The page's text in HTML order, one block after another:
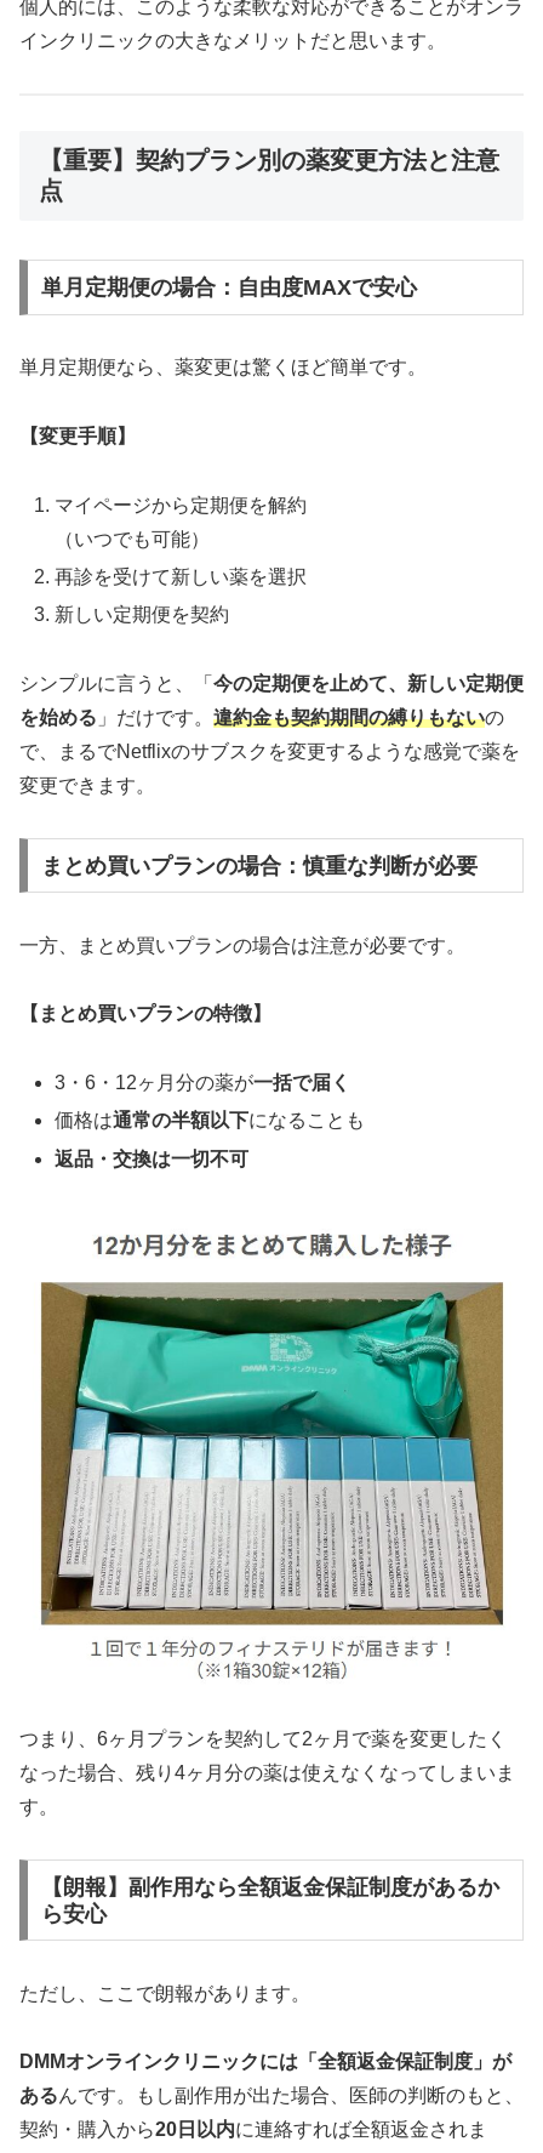
個人的には、このような柔軟な対応ができることがオンラ
インクリニックの大きなメリットだと思います。
【重要】契約プラン別の薬変更方法と注意
点
単月定期便の場合：自由度MAXで安心
単月定期便なら、薬変更は驚くほど簡単です。
【変更手順】
マイページから定期便を解約
（いつでも可能）
再診を受けて新しい薬を選択
新しい定期便を契約
シンプルに言うと、「 今の定期便を止めて、新しい定期便
を始める 」だけです。 違約金も契約期間の縛りもないの
で、まるでNetflixのサブスクを変更するような感覚で薬を
変更できます。
まとめ買いプランの場合：慎重な判断が必要
一方、まとめ買いプランの場合は注意が必要です。
【まとめ買いプランの特徴】
3・6・12ヶ月分の薬が一括で届く
価格は通常の半額以下になることも
返品・交換は一切不可
つまり、6ヶ月プランを契約して2ヶ月で薬を変更したく
なった場合、残り4ヶ月分の薬は使えなくなってしまいま
す。
【朗報】副作用なら全額返金保証制度があるか
ら安心
ただし、ここで朗報があります。
DMMオンラインクリニックには「全額返金保証制度」が
あるんです。もし副作用が出た場合、医師の判断のもと、
契約・購入から20日以内に連絡すれば全額返金されま